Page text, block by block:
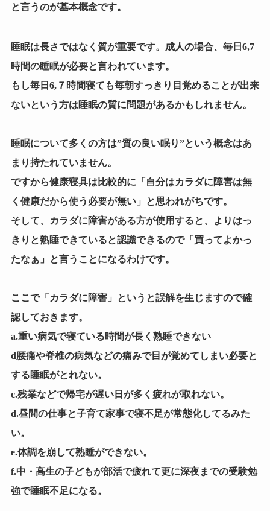
と言うのが基本概念です。
睡眠は長さではなく質が重要です。成人の場合、毎日6,7
時間の睡眠が必要と言われています。
もし毎日6,７時間寝ても毎朝すっきり目覚めることが出来
ないという方は睡眠の質に問題があるかもしれません。
睡眠について多くの方は”質の良い眠り”という概念はあ
まり持たれていません。
ですから健康寝具は比較的に「自分はカラダに障害は無
く健康だから使う必要が無い」と思われがちです。
そして、カラダに障害がある方が使用すると、よりはっ
きりと熟睡できていると認識できるので「買ってよかっ
たなぁ」と言うことになるわけです。
ここで「カラダに障害」というと誤解を生じますので確
認しておきます。
a.重い病気で寝ている時間が長く熟睡できない
d腰痛や脊椎の病気などの痛みで目が覚めてしまい必要と
する睡眠がとれない。
c.残業などで帰宅が遅い日が多く疲れが取れない。
d.昼間の仕事と子育て家事で寝不足が常態化してるみた
い。
e.体調を崩して熟睡ができない。
f.中・高生の子どもが部活で疲れて更に深夜までの受験勉
強で睡眠不足になる。